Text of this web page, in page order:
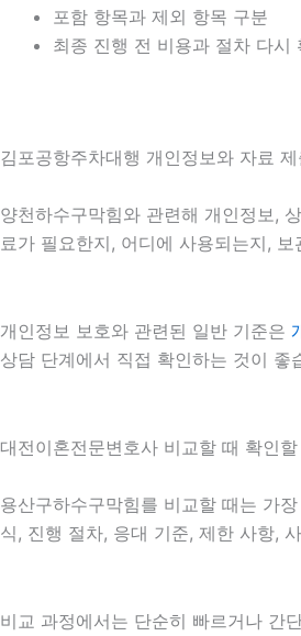
포함 항목과 제외 항목 구분
최종 진행 전 비용과 절차 다시
김포공항주차대행 개인정보와 자료
양천하수구막힘와 관련해 개인정보,
료가 필요한지, 어디에 사용되는지,
개인정보 보호와 관련된 일반 기준은
상담 단계에서 직접 확인하는 것이
대전이혼전문변호사 비교할 때 확인
용산구하수구막힘를 비교할 때는 가
식, 진행 절차, 응대 기준, 제한 사항,
비교 과정에서는 단순히 빠르거나 간